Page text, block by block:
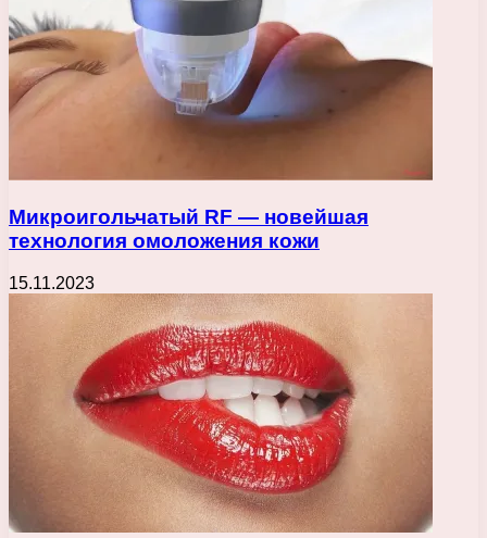
Микроигольчатый RF — новейшая
технология омоложения кожи
15.11.2023